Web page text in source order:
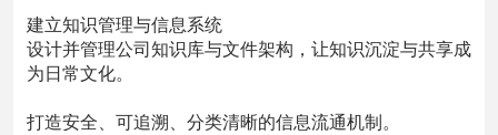
建立知识管理与信息系统
设计并管理公司知识库与文件架构，让知识沉淀与共享成
为日常文化。
打造安全、可追溯、分类清晰的信息流通机制。